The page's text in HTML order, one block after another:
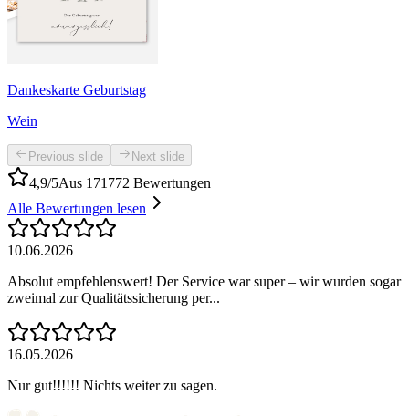
Dankeskarte Geburtstag
Wein
Previous slide Next slide
4,9/5Aus 171772 Bewertungen
Alle Bewertungen lesen
10.06.2026
Absolut empfehlenswert! Der Service war super – wir wurden sogar
zweimal zur Qualitätssicherung per...
16.05.2026
Nur gut!!!!!! Nichts weiter zu sagen.